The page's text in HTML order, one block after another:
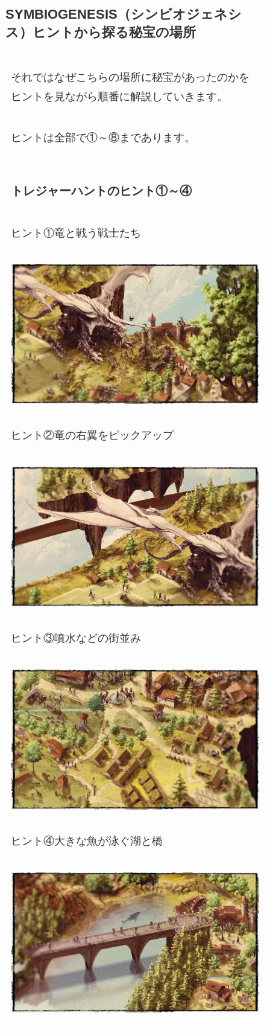
SYMBIOGENESIS（シンビオジェネシ
ス）ヒントから探る秘宝の場所
それではなぜこちらの場所に秘宝があったのかを
ヒントを見ながら順番に解説していきます。
ヒントは全部で①～⑧まであります。
トレジャーハントのヒント①～④
ヒント①竜と戦う戦士たち
ヒント②竜の右翼をピックアップ
ヒント③噴水などの街並み
ヒント④大きな魚が泳ぐ湖と橋